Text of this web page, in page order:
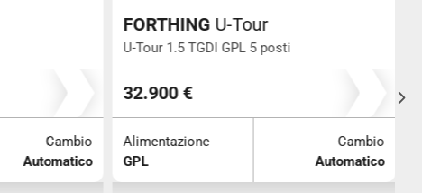
Cambio
Automatico
FORTHING U-Tour
U-Tour 1.5 TGDI GPL 5 posti
0
32.900 €
Alimentazione
GPL
Cambio
Automatico